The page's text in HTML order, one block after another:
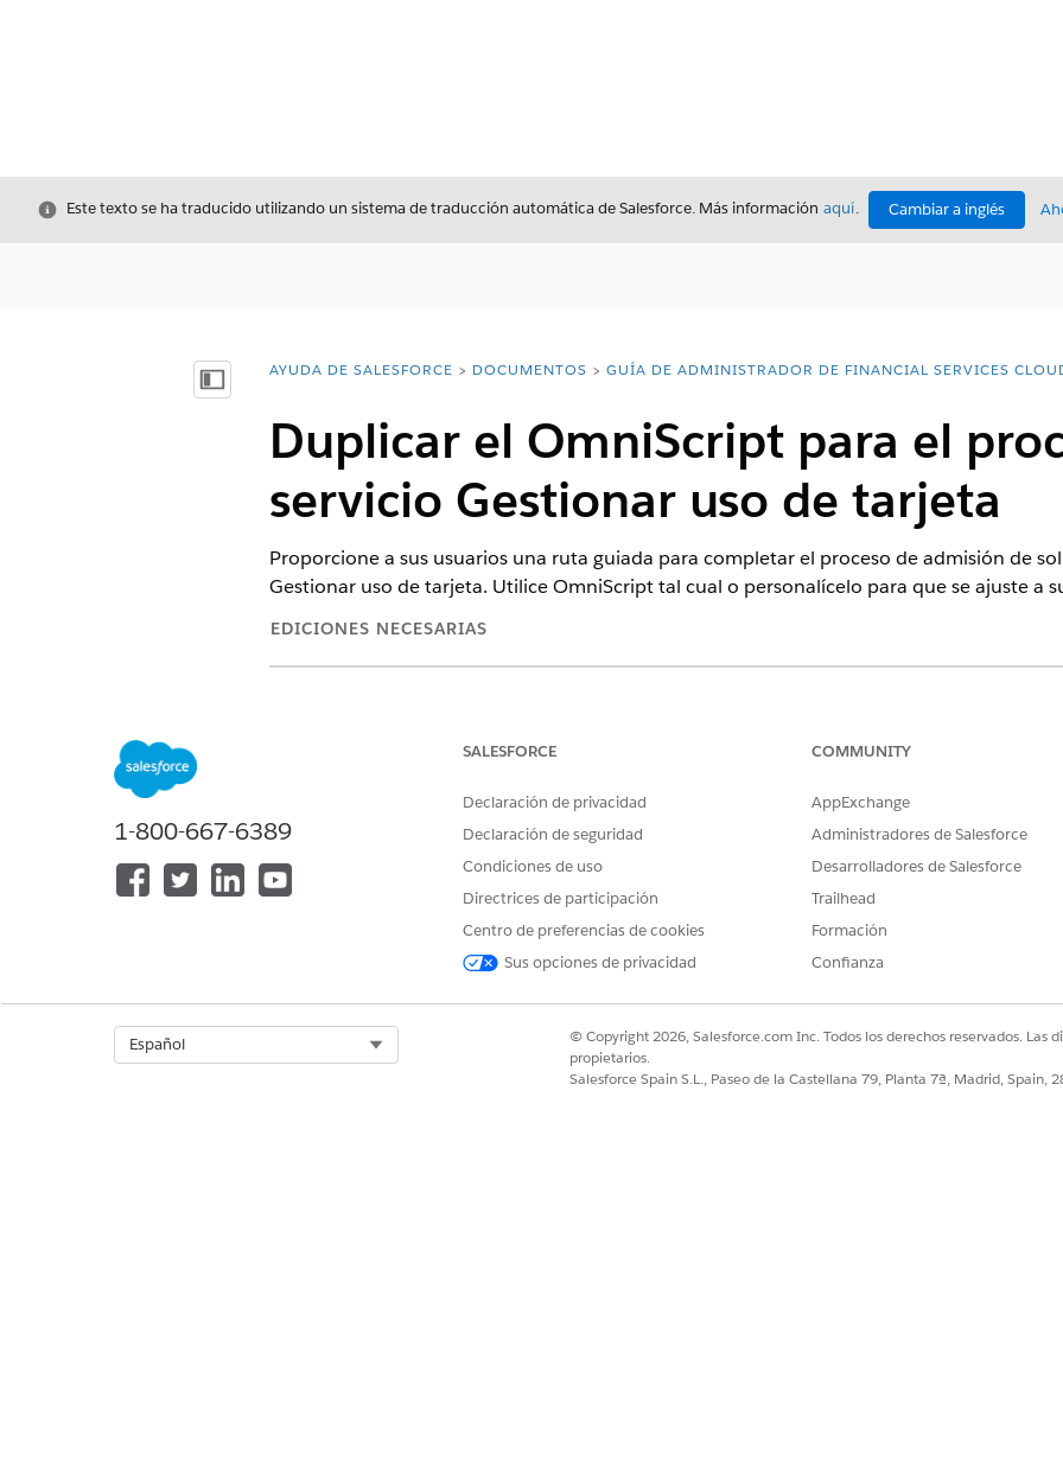
Cerrar
Este texto se ha traducido utilizando un sistema de traducción automática de Salesforce. Más información aquí. Cambiar a inglés
Mostrar índice de materias
Usted está aquí:
AYUDA DE SALESFORCE DOCUMENTOS GUÍA DE ADMINISTRADOR DE FINANCIAL SERVICES
Duplicar el OmniScript para el
servicio Gestionar uso de tarjeta
Proporcione a sus usuarios una ruta guiada para completar el proceso de admisión de
Gestionar uso de tarjeta. Utilice OmniScript tal cual o personalícelo para que se ajuste a
EDICIONES NECESARIAS
Para duplicar el OmniScript Gestionar uso de tarjeta: Personalizar aplicación
Desde el Iniciador de aplicación, busque y seleccione OmniScripts.
Espere unos instantes a que aparezca la vista de lista OmniScripts.
FSCRtl/ManageCardUsage.
Activar versión.
¿RESOLVIÓ ESTE ARTÍCULO SU PROBLEMA?
1-800-667-6389
SALESFORCE
Declaración de privacidad
Declaración de seguridad
Condiciones de uso
Directrices de participación
Centro de preferencias de cookies
Sus opciones de privacidad
COMMUNITY
AppExchange
Administradores de Salesforce
Desarrolladores de Salesforce
Trailhead
Formación
Confianza
Español
© Copyright 2026, Salesforce.com Inc. Todos los derechos reservados. Las
propietarios.
Salesforce Spain S.L., Paseo de la Castellana 79, Planta 7ª, Madrid, Spain,